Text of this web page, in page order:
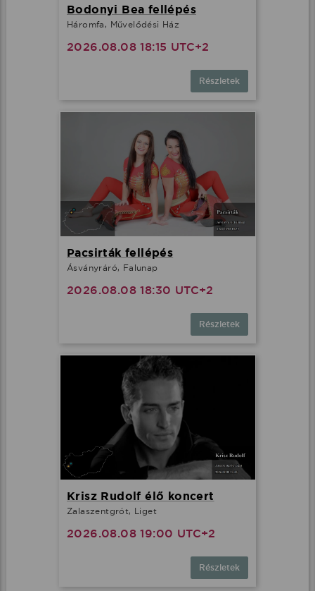
Bodonyi Bea fellépés
Háromfa, Művelődési Ház
2026.08.08 18:15 UTC+2
Részletek
Pacsirták fellépés
Ásványráró, Falunap
2026.08.08 18:30 UTC+2
Részletek
Krisz Rudolf élő koncert
Zalaszentgrót, Liget
2026.08.08 19:00 UTC+2
Részletek